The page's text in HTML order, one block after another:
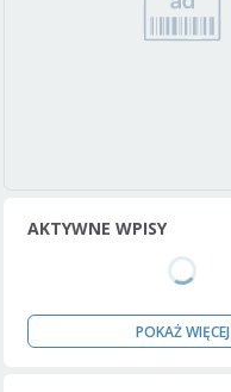
AKTYWNE WPISY
POKAŻ WIĘCEJ